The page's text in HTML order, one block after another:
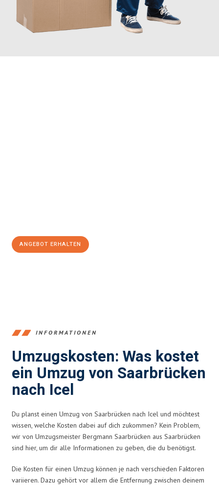
ANGEBOT ERHALTEN
INFORMATIONEN
Umzugskosten: Was kostet
ein Umzug von Saarbrücken
nach Icel
Du planst einen Umzug von Saarbrücken nach Icel und möchtest
wissen, welche Kosten dabei auf dich zukommen? Kein Problem,
wir von Umzugsmeister Bergmann Saarbrücken aus Saarbrücken
sind hier, um dir alle Informationen zu geben, die du benötigst.
Die Kosten für einen Umzug können je nach verschieden Faktoren
variieren. Dazu gehört vor allem die Entfernung zwischen deinem